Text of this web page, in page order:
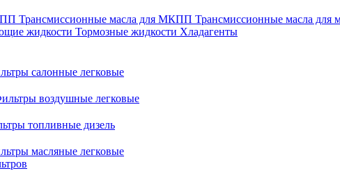
Трансмиссионные масла для МКПП Трансмиссионные масла для
жидкости Тормозные жидкости Хладагенты
салонные легковые
воздушные легковые
топливные дизель
масляные легковые